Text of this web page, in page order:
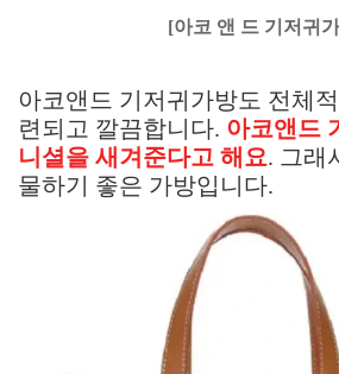
[아코 앤 드 기저귀
아코앤드 기저귀가방도 전체
련되고 깔끔합니다. 아코앤드
니셜을 새겨준다고 해요. 그래
물하기 좋은 가방입니다.